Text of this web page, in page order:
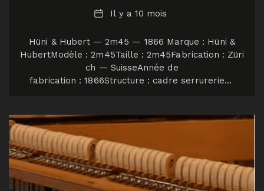
DateIl y a 10 mois
Hüni & Hubert — 2m45 — 1866 Marque : Hüni &
HubertModèle : 2m45Taille : 2m45Fabrication : Züri
ch — SuisseAnnée de
fabrication : 1866Structure : cadre serrurerie…